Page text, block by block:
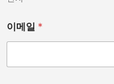
이메일 *